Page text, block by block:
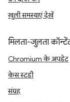
खुली समस्याएं देखें
मिलता-जुलता
Chromium के अपडेट
केस स्टडी
संग्रह